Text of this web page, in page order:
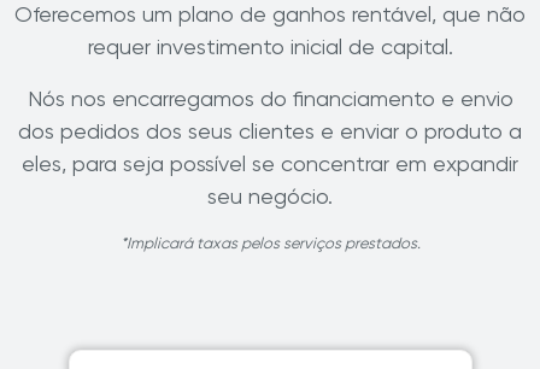
Oferecemos um plano de ganhos rentável, que não
requer investimento inicial de capital.
Nós nos encarregamos do financiamento e envio
dos pedidos dos seus clientes e enviar o produto a
eles, para seja possível se concentrar em expandir
seu negócio.
*Implicará taxas pelos serviços prestados.